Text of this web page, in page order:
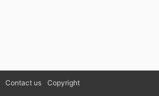
Contact us Copyright